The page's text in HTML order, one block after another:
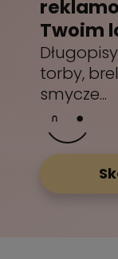
Twoim
torby,
smycze...